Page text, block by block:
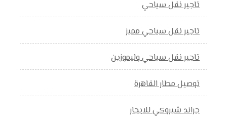
تاجير نقل سياحي
تاجير نقل سياحي مميز
تاجير نقل سياحي وليموزين
توصيل مطار القاهرة
جراند شيروكي للايجار